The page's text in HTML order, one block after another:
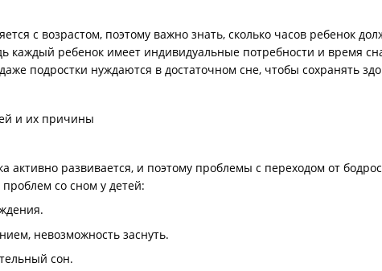
с возрастом, поэтому важно знать, сколько часов ребенок
каждый ребенок имеет индивидуальные потребности и время
подростки нуждаются в достаточном сне, чтобы сохранять
и их причины
активно развивается, и поэтому проблемы с переходом от
со сном у детей:
невозможность заснуть.
сон.